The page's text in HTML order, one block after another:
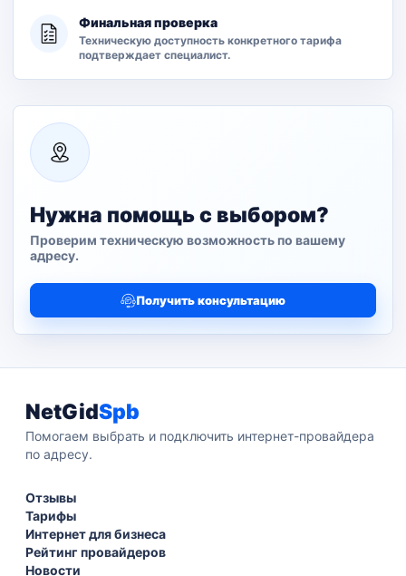
Финальная проверка
Техническую доступность конкретного тарифа
подтверждает специалист.
Нужна помощь с выбором?
Проверим техническую возможность по вашему
адресу.
Получить консультацию
NetGidSpb
Помогаем выбрать и подключить интернет-провайдера
по адресу.
Отзывы
Тарифы
Интернет для бизнеса
Рейтинг провайдеров
Новости